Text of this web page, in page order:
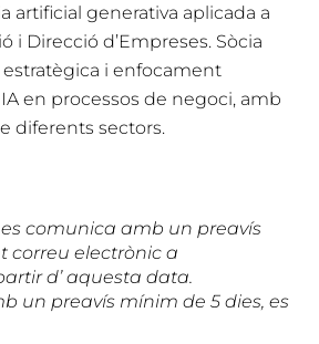
artificial generativa aplicada a
Direcció d’Empreses. Sòcia
i enfocament
en processos de negoci, amb
diferents sectors.
comunica amb un preavís
correu electrònic a
d’ aquesta data.
un preavís mínim de 5 dies, es